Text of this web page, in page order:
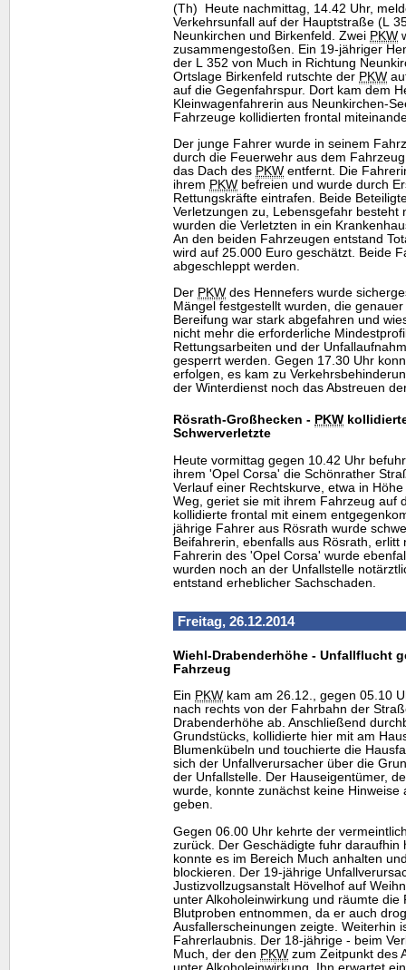
(Th) Heute nachmittag, 14.42 Uhr,
Verkehrsunfall auf der Hauptstraße (L
Neunkirchen und Birkenfeld. Zwei PKW
zusammengestoßen. Ein 19-jähriger
der L 352 von Much in Richtung
Ortslage Birkenfeld rutschte der PKW
auf die Gegenfahrspur. Dort kam dem
Kleinwagenfahrerin aus Neunkirchen-
Fahrzeuge kollidierten frontal
Der junge Fahrer wurde in seinem
durch die Feuerwehr aus dem
das Dach des PKW entfernt. Die
ihrem PKW befreien und wurde durch
Rettungskräfte eintrafen. Beide
Verletzungen zu, Lebensgefahr besteht
wurden die Verletzten in ein
An den beiden Fahrzeugen entstand
wird auf 25.000 Euro geschätzt. Beide
abgeschleppt werden.
Der PKW des Hennefers wurde
Mängel festgestellt wurden, die
Bereifung war stark abgefahren und
nicht mehr die erforderliche
Rettungsarbeiten und der
gesperrt werden. Gegen 17.30 Uhr
erfolgen, es kam zu
der Winterdienst noch das Abstreuen
Rösrath-Großhecken - PKW
Schwerverletzte
Heute vormittag gegen 10.42 Uhr
ihrem 'Opel Corsa' die Schönrather
Verlauf einer Rechtskurve, etwa in
Weg, geriet sie mit ihrem Fahrzeug auf
kollidierte frontal mit einem
jährige Fahrer aus Rösrath wurde
Beifahrerin, ebenfalls aus Rösrath, erlitt
Fahrerin des 'Opel Corsa' wurde
wurden noch an der Unfallstelle
entstand erheblicher Sachschaden.
Freitag, 26.12.2014
Wiehl-Drabenderhöhe - Unfallflucht
Fahrzeug
Ein PKW kam am 26.12., gegen 05.10
nach rechts von der Fahrbahn der
Drabenderhöhe ab. Anschließend
Grundstücks, kollidierte hier mit am
Blumenkübeln und touchierte die
sich der Unfallverursacher über die
der Unfallstelle. Der Hauseigentümer,
wurde, konnte zunächst keine
geben.
Gegen 06.00 Uhr kehrte der
zurück. Der Geschädigte fuhr
konnte es im Bereich Much anhalten
blockieren. Der 19-jährige
Justizvollzugsanstalt Hövelhof auf
unter Alkoholeinwirkung und räumte
Blutproben entnommen, da er auch
Ausfallerscheinungen zeigte. Weiterhin
Fahrerlaubnis. Der 18-jährige - beim
Much, der den PKW zum Zeitpunkt des